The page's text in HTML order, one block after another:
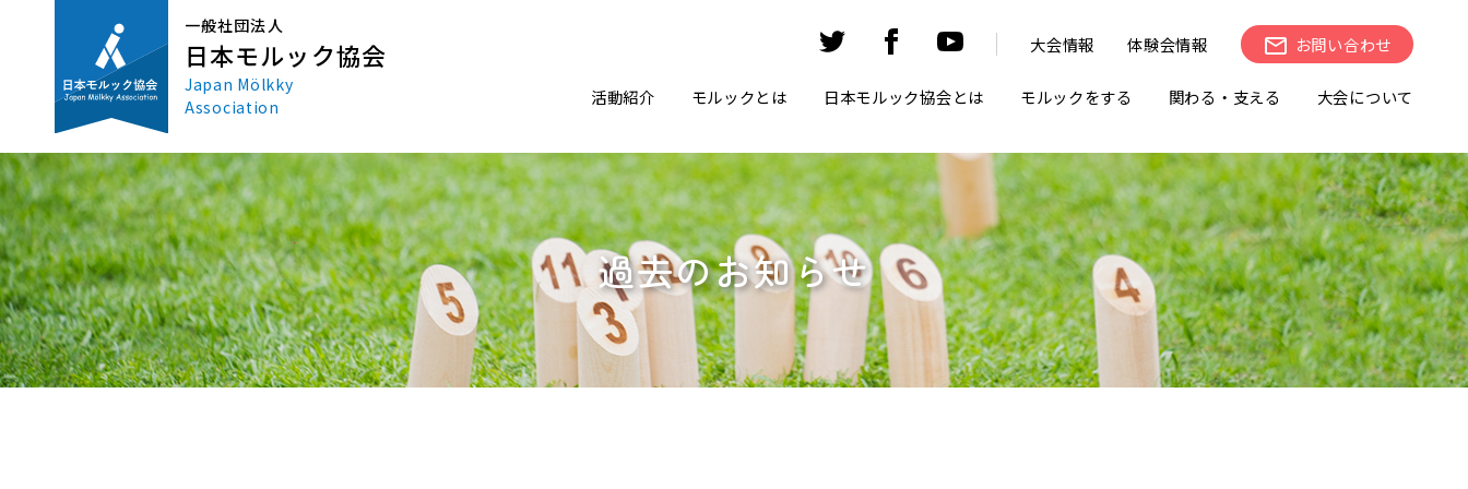
一般社団法人
日本モルック協会
Japan Mölkky
Association
大会情報 体験会情報 お問い合わせ
活動紹介 モルックとは 日本モルック協会とは モルックをする 関わる・支える 大会について
過去のお知らせ